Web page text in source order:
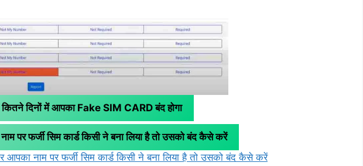
कितने दिनों में आपका Fake SIM CARD बंद होगा
पर फर्जी सिम कार्ड किसी ने बना लिया है तो उसको बंद कैसे करें
आपका नाम पर फर्जी सिम कार्ड किसी ने बना लिया है तो उसको बंद कैसे करें